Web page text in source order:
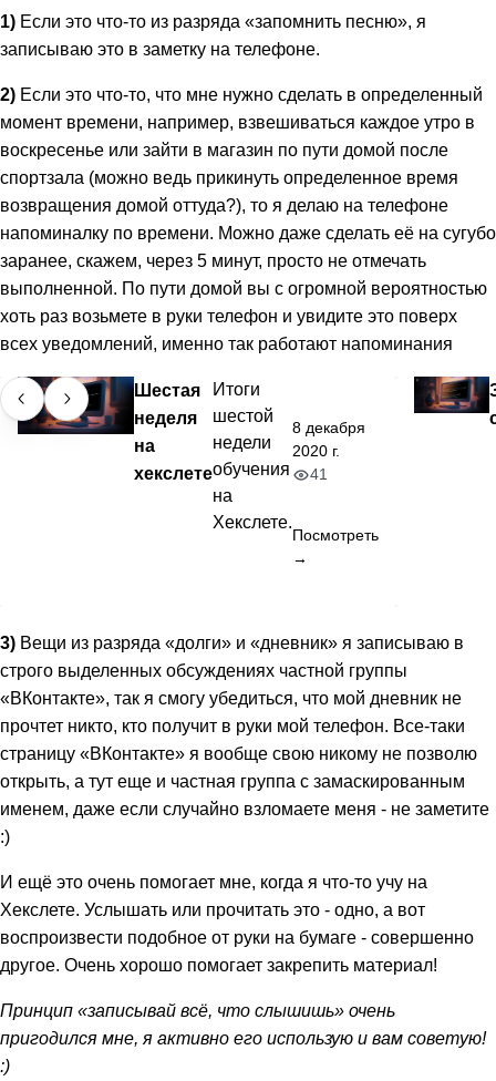
1) Если это что-то из разряда «запомнить песню», я
записываю это в заметку на телефоне.
2) Если это что-то, что мне нужно сделать в определенный
момент времени, например, взвешиваться каждое утро в
воскресенье или зайти в магазин по пути домой после
спортзала (можно ведь прикинуть определенное время
возвращения домой оттуда?), то я делаю на телефоне
напоминалку по времени. Можно даже сделать её на сугубо
заранее, скажем, через 5 минут, просто не отмечать
выполненной. По пути домой вы с огромной вероятностью
хоть раз возьмете в руки телефон и увидите это поверх
всех уведомлений, именно так работают напоминания
Шестая
неделя
на
хекслете
Итоги
шестой
недели
обучения
на
Хекслете.
8 декабря
2020 г.
41
Посмотреть
→
3) Вещи из разряда «долги» и «дневник» я записываю в
строго выделенных обсуждениях частной группы
«ВКонтакте», так я смогу убедиться, что мой дневник не
прочтет никто, кто получит в руки мой телефон. Все-таки
страницу «ВКонтакте» я вообще свою никому не позволю
открыть, а тут еще и частная группа с замаскированным
именем, даже если случайно взломаете меня - не заметите
:)
И ещё это очень помогает мне, когда я что-то учу на
Хекслете. Услышать или прочитать это - одно, а вот
воспроизвести подобное от руки на бумаге - совершенно
другое. Очень хорошо помогает закрепить материал!
Принцип «записывай всё, что слышишь» очень
пригодился мне, я активно его использую и вам советую!
:)